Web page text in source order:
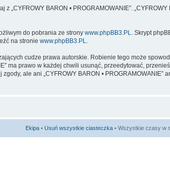
„CYFROWY BARON • PROGRAMOWANIE”. „CYFROWY
do pobrania ze strony www.phpBB3.PL. Skrypt
na stronie www.phpBB3.PL.
cudze prawa autorskie. Robienie tego może
ma prawo w każdej chwili usunąć, przeedytować,
ale ani „CYFROWY BARON • PROGRAMOWANIE”
Ekipa • Usuń wszystkie ciasteczka • Wszystkie czasy w